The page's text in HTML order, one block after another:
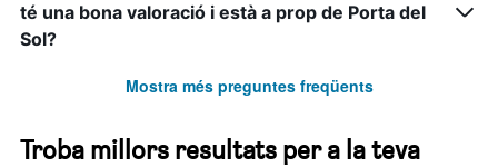
té una bona valoració i està a prop de Porta del
Sol?
Mostra més preguntes freqüents
Troba millors resultats per a la teva